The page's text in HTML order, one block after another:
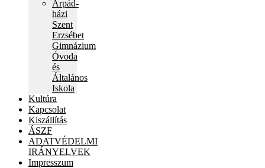
child
Árpád-
házi
Szent
Erzsébet
Gimnázium
Óvoda
és
Általános
Iskola
Kultúra
Kapcsolat
Kiszállítás
ÁSZF
ADATVÉDELMI
IRÁNYELVEK
Impresszum